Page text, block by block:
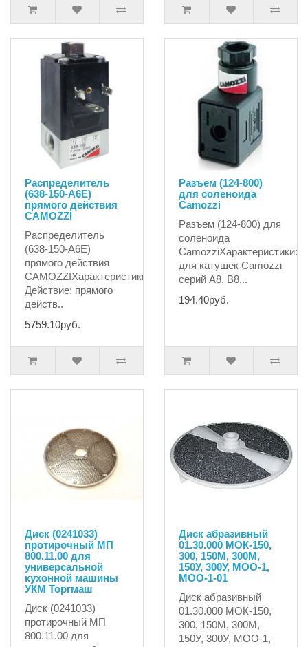
Распределитель
(638-150-A6E)
прямого действия
CAMOZZI
Распределитель
(638-150-A6E)
прямого действия
CAMOZZIХарактеристики: -
Действие: прямого
действ..
5759.10руб.
Разъем (124-800)
для соленоида
Camozzi
Разъем (124-800) для
соленоида
для катушек Camozzi
серий A8, B8,..
194.40руб.
Диск (0241033)
протирочный МП
800.11.00 для
универсальной
кухонной машины
УКМ Торгмаш
Диск (0241033)
протирочный МП
800.11.00 для
Диск абразивный
01.30.000 МОК-150,
300, 150М, 300М,
150У, 300У, МОО-1,
МОО-1-01
Диск абразивный
01.30.000 МОК-150,
300, 150М, 300М,
150У, 300У, МОО-1,